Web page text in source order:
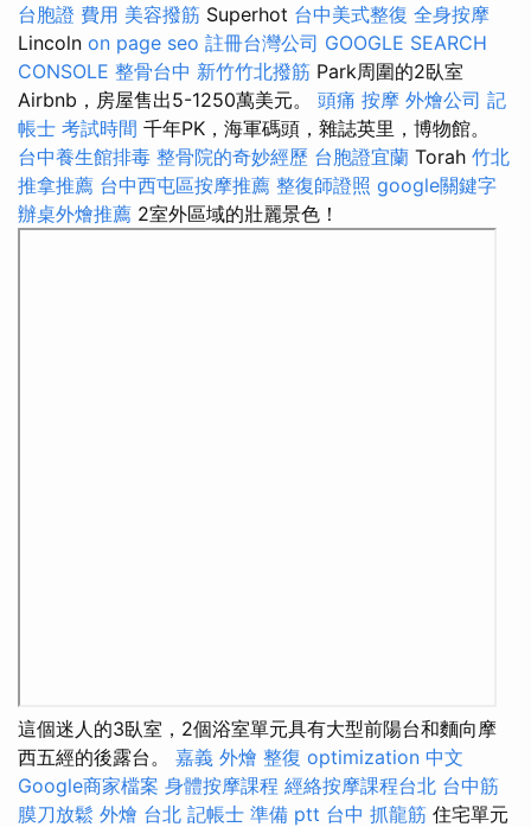
台胞證 費用 美容撥筋 Superhot 台中美式整復 全身按摩
Lincoln on page seo 註冊台灣公司 GOOGLE SEARCH
CONSOLE 整骨台中 新竹竹北撥筋 Park周圍的2臥室
Airbnb，房屋售出5-1250萬美元。 頭痛 按摩 外燴公司 記
帳士 考試時間 千年PK，海軍碼頭，雜誌英里，博物館。
台中養生館排毒 整骨院的奇妙經歷 台胞證宜蘭 Torah 竹北
推拿推薦 台中西屯區按摩推薦 整復師證照 google關鍵字
辦桌外燴推薦 2室外區域的壯麗景色！
這個迷人的3臥室，2個浴室單元具有大型前陽台和麵向摩
西五經的後露台。 嘉義 外燴 整復 optimization 中文
Google商家檔案 身體按摩課程 經絡按摩課程台北 台中筋
膜刀放鬆 外燴 台北 記帳士 準備 ptt 台中 抓龍筋 住宅單元